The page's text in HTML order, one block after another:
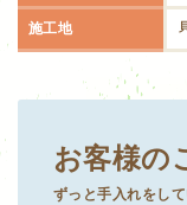
施工地
お客様の
ずっと手入れをし